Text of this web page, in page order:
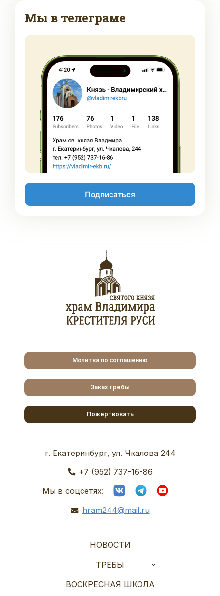
Мы в телеграме
Подписаться
Молитва по соглашению
Заказ требы
Пожертвовать
г. Екатеринбург, ул. Чкалова 244
+7 (952) 737-16-86
Мы в соцсетях:
hram244@mail.ru
НОВОСТИ
ТРЕБЫ
ВОСКРЕСНАЯ ШКОЛА